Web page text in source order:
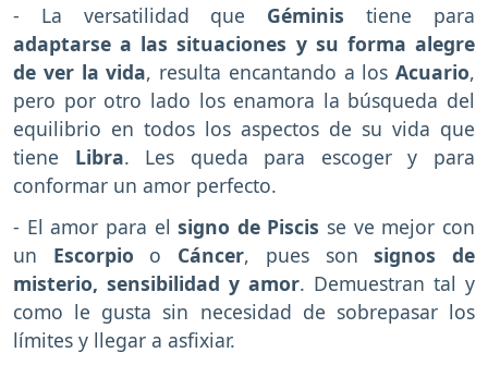
- La versatilidad que Géministiene para
adaptarse a las situaciones y su forma alegre
de ver la vida, resulta encantando a los Acuario,
pero por otro lado los enamora la búsqueda del
equilibrio en todos los aspectos de su vida que
tiene Libra. Les queda para escoger y para
conformar un amor perfecto.
- El amor para el signo de Piscis se ve mejor con
un Escorpio o Cáncer, pues sonsignos de
misterio, sensibilidad y amor. Demuestran tal y
como le gusta sin necesidad de sobrepasar los
límites y llegar a asfixiar.